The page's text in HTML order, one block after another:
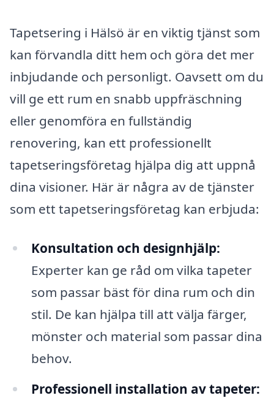
Tapetsering i Hälsö är en viktig tjänst som
kan förvandla ditt hem och göra det mer
inbjudande och personligt. Oavsett om du
vill ge ett rum en snabb uppfräschning
eller genomföra en fullständig
renovering, kan ett professionellt
tapetseringsföretag hjälpa dig att uppnå
dina visioner. Här är några av de tjänster
som ett tapetseringsföretag kan erbjuda:
Konsultation och designhjälp:
Experter kan ge råd om vilka tapeter
som passar bäst för dina rum och din
stil. De kan hjälpa till att välja färger,
mönster och material som passar dina
behov.
Professionell installation av tapeter: